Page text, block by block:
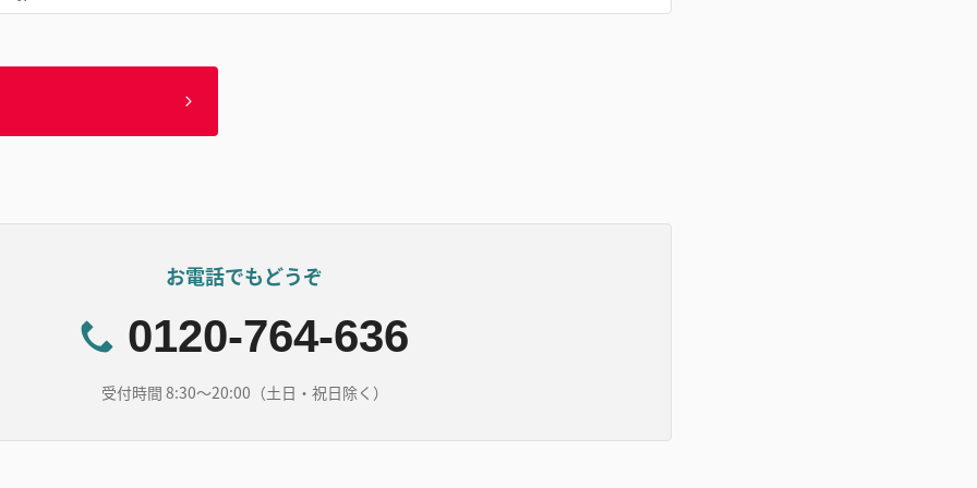
お電話でもどうぞ
0120-764-636
受付時間 8:30～20:00（土日・祝日除く）